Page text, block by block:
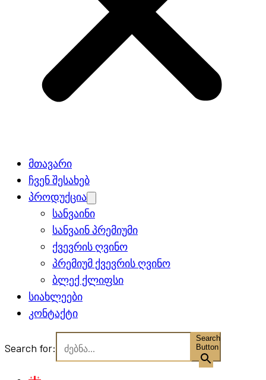
მთავარი
ჩვენ შესახებ
პროდუქცია
menu
სანვაინი
სანვაინ პრემიუმი
ქვევრის ღვინო
პრემიუმ ქვევრის ღვინო
ბლექ ქლიფსი
სიახლეები
კონტაქტი
Search for:
Search
Button